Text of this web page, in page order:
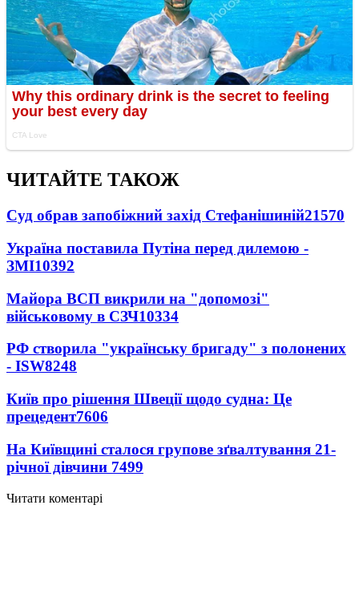
ЧИТАЙТЕ ТАКОЖ
Суд обрав запобіжний захід Стефанішиній21570
Україна поставила Путіна перед дилемою -
ЗМІ10392
Майора ВСП викрили на "допомозі"
військовому в СЗЧ10334
РФ створила "українську бригаду" з полонених
- ISW8248
Київ про рішення Швеції щодо судна: Це
прецедент7606
На Київщині сталося групове зґвалтування 21-
річної дівчини 7499
Читати коментарі